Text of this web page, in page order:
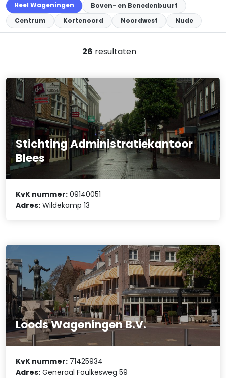
Heel Wageningen
Boven- en Benedenbuurt
Centrum
Kortenoord Noordwest Nude
26 resultaten
Stichting Administratiekantoor
Blees
KvK nummer: 09140051
Adres: Wildekamp 13
Loods Wageningen B.V.
KvK nummer: 71425934
Adres: Generaal Foulkesweg 59